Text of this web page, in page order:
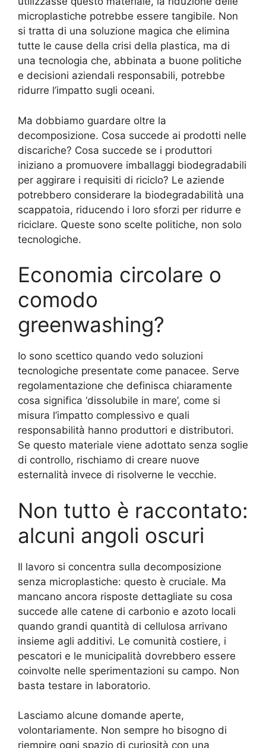
microplastiche potrebbe essere tangibile. Non
si tratta di una soluzione magica che elimina
tutte le cause della crisi della plastica, ma di
una tecnologia che, abbinata a buone politiche
e decisioni aziendali responsabili, potrebbe
ridurre l’impatto sugli oceani.
Ma dobbiamo guardare oltre la
decomposizione. Cosa succede ai prodotti nelle
discariche? Cosa succede se i produttori
iniziano a promuovere imballaggi biodegradabili
per aggirare i requisiti di riciclo? Le aziende
potrebbero considerare la biodegradabilità una
scappatoia, riducendo i loro sforzi per ridurre e
riciclare. Queste sono scelte politiche, non solo
tecnologiche.
Economia circolare o
comodo
greenwashing?
Io sono scettico quando vedo soluzioni
tecnologiche presentate come panacee. Serve
regolamentazione che definisca chiaramente
cosa significa ‘dissolubile in mare’, come si
misura l’impatto complessivo e quali
responsabilità hanno produttori e distributori.
Se questo materiale viene adottato senza soglie
di controllo, rischiamo di creare nuove
esternalità invece di risolverne le vecchie.
Non tutto è raccontato:
alcuni angoli oscuri
Il lavoro si concentra sulla decomposizione
senza microplastiche: questo è cruciale. Ma
mancano ancora risposte dettagliate su cosa
succede alle catene di carbonio e azoto locali
quando grandi quantità di cellulosa arrivano
insieme agli additivi. Le comunità costiere, i
pescatori e le municipalità dovrebbero essere
coinvolte nelle sperimentazioni su campo. Non
basta testare in laboratorio.
Lasciamo alcune domande aperte,
volontariamente. Non sempre ho bisogno di
riempire ogni spazio di curiosità con una